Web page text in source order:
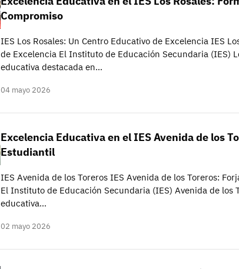
Compromiso
IES Los Rosales: Un Centro Educativo de Excelencia IES
de Excelencia El Instituto de Educación Secundaria (IES)
educativa destacada en…
04 mayo 2026
Excelencia Educativa en el IES Avenida de los
Estudiantil
IES Avenida de los Toreros IES Avenida de los Toreros:
El Instituto de Educación Secundaria (IES) Avenida de los
educativa…
02 mayo 2026